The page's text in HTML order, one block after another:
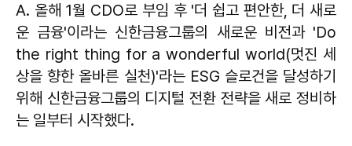
A. 올해 1월 CDO로 부임 후 '더 쉽고 편안한, 더 새로
운 금융'이라는 신한금융그룹의 새로운 비전과 'Do
the right thing for a wonderful world(멋진 세
상을 향한 올바른 실천)'라는 ESG 슬로건을 달성하기
위해 신한금융그룹의 디지털 전환 전략을 새로 정비하
는 일부터 시작했다.